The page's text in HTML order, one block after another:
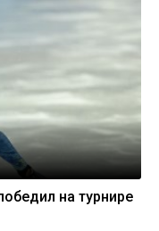
на турнире